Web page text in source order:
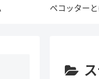
ペコッター